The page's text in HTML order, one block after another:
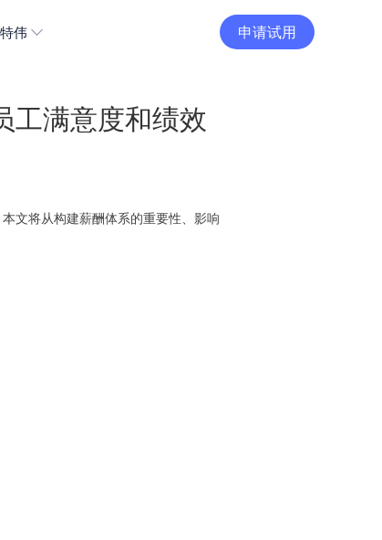
伟 申请试用
工满意度和绩效
文将从构建薪酬体系的重要性、影响